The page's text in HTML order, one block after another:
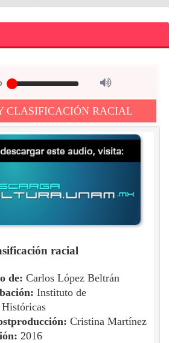
CLASIFICACIÓN RACIAL
racial
de: Carlos López Beltrán
Instituto de
Cristina Martínez
2016